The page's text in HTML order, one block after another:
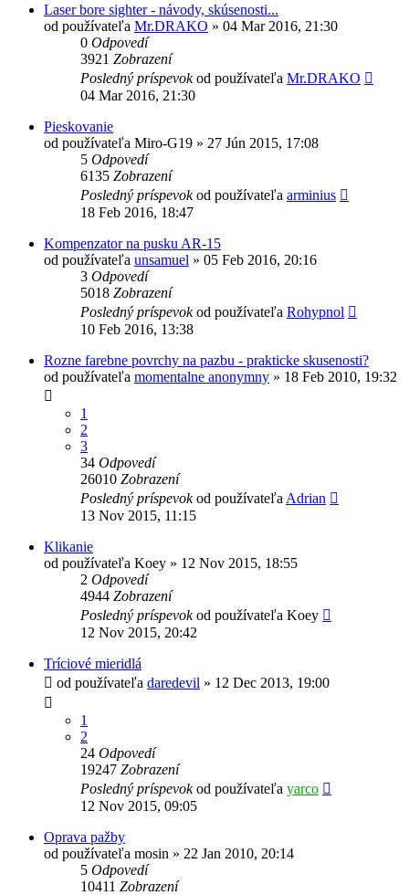
Laser bore sighter - návody, skúsenosti...
od používateľa Mr.DRAKO » 04 Mar 2016, 21:30
0 Odpovedí
3921 Zobrazení
Posledný príspevokod používateľa Mr.DRAKO
04 Mar 2016, 21:30
Pieskovanie
od používateľa Miro-G19 » 27 Jún 2015, 17:08
5 Odpovedí
6135 Zobrazení
Posledný príspevokod používateľa arminius
18 Feb 2016, 18:47
Kompenzator na pusku AR-15
od používateľa unsamuel » 05 Feb 2016, 20:16
3 Odpovedí
5018 Zobrazení
Posledný príspevokod používateľa Rohypnol
10 Feb 2016, 13:38
Rozne farebne povrchy na pazbu - prakticke skusenosti?
od používateľa momentalne anonymny » 18 Feb 2010, 19:32
1
2
3
34 Odpovedí
26010 Zobrazení
Posledný príspevokod používateľa Adrian
13 Nov 2015, 11:15
Klikanie
od používateľa Koey » 12 Nov 2015, 18:55
2 Odpovedí
4944 Zobrazení
Posledný príspevokod používateľa Koey
12 Nov 2015, 20:42
Tríciové mieridlá
od používateľa daredevil » 12 Dec 2013, 19:00
1
2
24 Odpovedí
19247 Zobrazení
Posledný príspevokod používateľa yarco
12 Nov 2015, 09:05
Oprava pažby
od používateľa mosin » 22 Jan 2010, 20:14
5 Odpovedí
10411 Zobrazení